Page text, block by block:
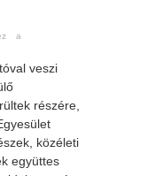
a
veszi
részére,
közéleti
együttes